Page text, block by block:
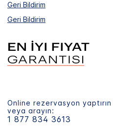
Geri Bildirim
Geri Bildirim
Online rezervasyon yaptırın
veya arayın:
1 877 834 3613